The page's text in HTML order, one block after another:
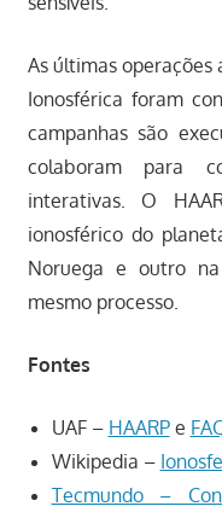
As últimas operações
Ionosférica foram
campanhas são
colaboram para
interativas. O
ionosférico do
Noruega e outro
mesmo processo.
Fontes
UAF – HAARPe
Wikipedia –
Tecmundo –